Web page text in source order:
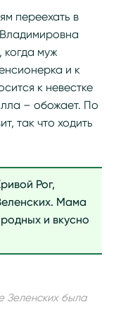
переехать в
когда муж
и к
к невестке
– обожает. По
так что ходить
Рог,
Мама
и вкусно
Зеленских была